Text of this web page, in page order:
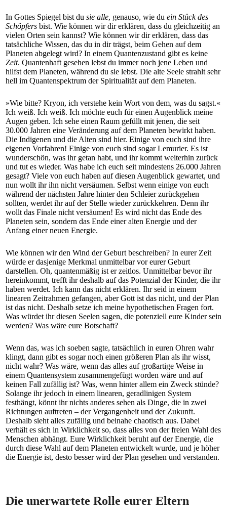
In Gottes Spiegel bist du sie alle, genauso, wie du ein Stück des
Schöpfers bist. Wie können wir dir erklären, dass du gleichzeitig an
vielen Orten sein kannst? Wie können wir dir erklären, dass das
tatsächliche Wissen, das du in dir trägst, beim Gehen auf dem
Planeten abgelegt wird? In einem Quantenzustand gibt es keine
Zeit. Quantenhaft gesehen lebst du immer noch jene Leben und
hilfst dem Planeten, während du sie lebst. Die alte Seele strahlt sehr
hell im Quantenspektrum der Spiritualität auf dem Planeten.
»Wie bitte? Kryon, ich verstehe kein Wort von dem, was du sagst.«
Ich weiß. Ich weiß. Ich möchte euch für einen Augenblick meine
Augen geben. Ich sehe einen Raum gefüllt mit jenen, die seit
30.000 Jahren eine Veränderung auf dem Planeten bewirkt haben.
Die Indigenen und die Alten sind hier. Einige von euch sind ihre
eigenen Vorfahren! Einige von euch sind sogar Lemurier. Es ist
wunderschön, was ihr getan habt, und ihr kommt weiterhin zurück
und tut es wieder. Was habe ich euch seit mindestens 26.000 Jahren
gesagt? Viele von euch haben auf diesen Augenblick gewartet, und
nun wollt ihr ihn nicht versäumen. Selbst wenn einige von euch
während der nächsten Jahre hinter den Schleier zurückgehen
sollten, werdet ihr auf der Stelle wieder zurückkehren. Denn ihr
wollt das Finale nicht versäumen! Es wird nicht das Ende des
Planeten sein, sondern das Ende einer alten Energie und der
Anfang einer neuen Energie.
Wie können wir den Wind der Geburt beschreiben? In eurer Zeit
würde er dasjenige Merkmal unmittelbar vor eurer Geburt
darstellen. Oh, quantenmäßig ist er zeitlos. Unmittelbar bevor ihr
hereinkommt, trefft ihr deshalb auf das Potenzial der Kinder, die ihr
haben werdet. Ich kann das nicht erklären. Ihr seid in einem
linearen Zeitrahmen gefangen, aber Gott ist das nicht, und der Plan
ist das nicht. Deshalb setze ich meine hypothetischen Fragen fort.
Was würdet ihr diesen Seelen sagen, die potenziell eure Kinder sein
werden? Was wäre eure Botschaft?
Wenn das, was ich soeben sagte, tatsächlich in euren Ohren wahr
klingt, dann gibt es sogar noch einen größeren Plan als ihr wisst,
nicht wahr? Was wäre, wenn das alles auf großartige Weise in
einem Quantensystem zusammengefügt worden wäre und auf
keinen Fall zufällig ist? Was, wenn hinter allem ein Zweck stünde?
Solange ihr jedoch in einem linearen, geradlinigen System
festhängt, könnt ihr nichts anderes sehen als Dinge, die in zwei
Richtungen auftreten – der Vergangenheit und der Zukunft.
Deshalb sieht alles zufällig und beinahe chaotisch aus. Dabei
verhält es sich in Wirklichkeit so, dass alles von der freien Wahl des
Menschen abhängt. Eure Wirklichkeit beruht auf der Energie, die
durch diese Wahl auf dem Planeten entwickelt wurde, und je höher
die Energie ist, desto besser wird der Plan gesehen und verstanden.
Die unerwartete Rolle eurer Eltern